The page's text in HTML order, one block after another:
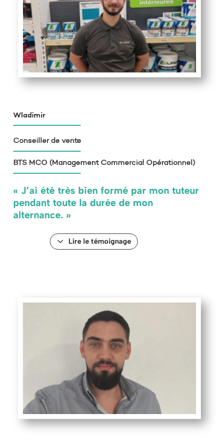
Wladimir
Conseiller de vente
BTS MCO (Management Commercial Opérationnel)
« J’ai été très bien formé par mon tuteur
pendant toute la durée de mon
alternance. »
Lire le témoignage